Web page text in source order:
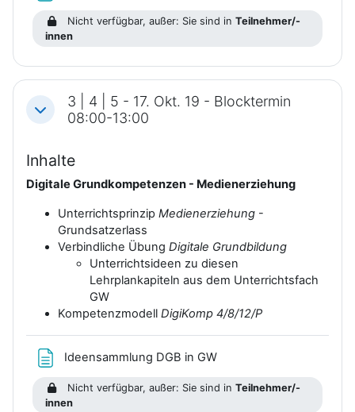
Nicht verfügbar, außer: Sie sind inTeilnehmer/-
innen
Einklappen
3 | 4 | 5 - 17. Okt. 19 - Blocktermin
08:00-13:00
Inhalte
Digitale Grundkompetenzen - Medienerziehung
Unterrichtsprinzip Medienerziehung -
Grundsatzerlass
Verbindliche Übung Digitale Grundbildung
Unterrichtsideen zu diesen
Lehrplankapiteln aus dem Unterrichtsfach
GW
Kompetenzmodell DigiKomp 4/8/12/P
Ideensammlung DGB in GWTextseite
Nicht verfügbar, außer: Sie sind inTeilnehmer/-
innen